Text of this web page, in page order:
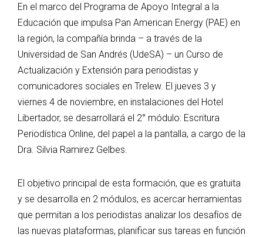
En el marco del Programa de Apoyo Integral a la
Educación que impulsa Pan American Energy (PAE) en
la región, la compañía brinda – a través de la
Universidad de San Andrés (UdeSA) – un Curso de
Actualización y Extensión para periodistas y
comunicadores sociales en Trelew. El jueves 3 y
viernes 4 de noviembre, en instalaciones del Hotel
Libertador, se desarrollará el 2° módulo: Escritura
Periodística Online, del papel a la pantalla, a cargo de la
Dra. Silvia Ramirez Gelbes.
El objetivo principal de esta formación, que es gratuita
y se desarrolla en 2 módulos, es acercar herramientas
que permitan a los periodistas analizar los desafíos de
las nuevas plataformas, planificar sus tareas en función